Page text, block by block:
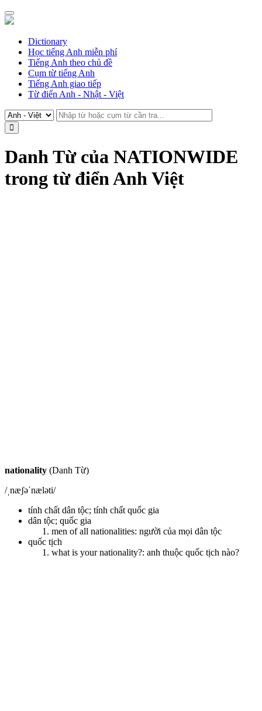
Dictionary
Học tiếng Anh miễn phí
Tiếng Anh theo chủ đề
Cụm từ tiếng Anh
Tiếng Anh giao tiếp
Từ điển Anh - Nhật - Việt
Danh Từ của NATIONWIDE
trong từ điển Anh Việt
nationality (Danh Từ)
/ˌnæʃəˈnæləti/
tính chất dân tộc; tính chất quốc gia
dân tộc; quốc gia
men of all nationalities: người của mọi dân tộc
quốc tịch
what is your nationality?: anh thuộc quốc tịch nào?